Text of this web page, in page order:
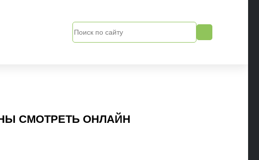
СМОТРЕТЬ ОНЛАЙН